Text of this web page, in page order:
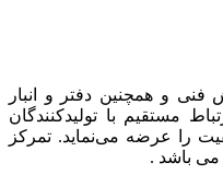
فنی و همچنین دفتر و انبار
مستقیم با تولیدکنندگان
را عرضه می‌نماید. تمرکز
می باشد .